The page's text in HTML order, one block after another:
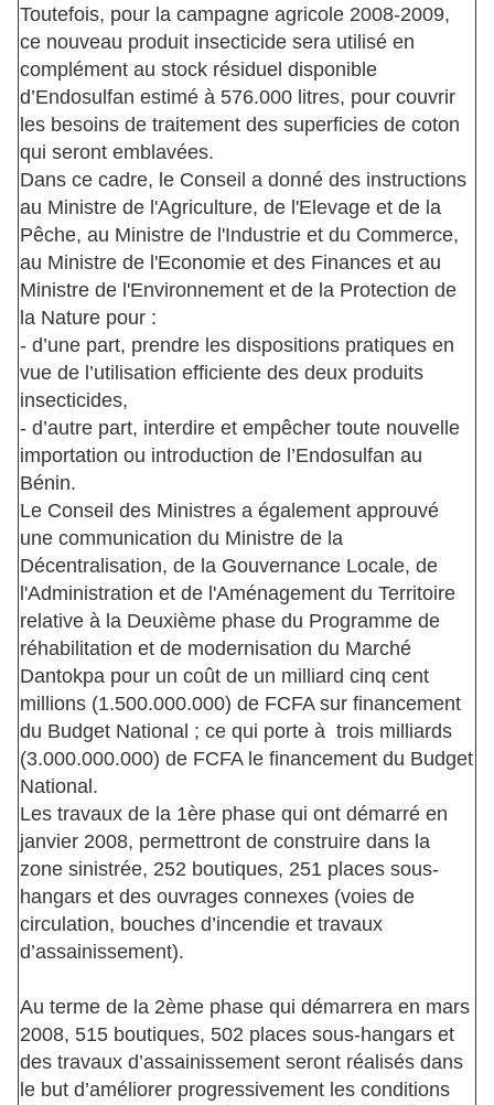
Toutefois, pour la campagne agricole 2008-2009,
ce nouveau produit insecticide sera utilisé en
complément au stock résiduel disponible
d’Endosulfan estimé à 576.000 litres, pour couvrir
les besoins de traitement des superficies de coton
qui seront emblavées.
Dans ce cadre, le Conseil a donné des instructions
au Ministre de l'Agriculture, de l'Elevage et de la
Pêche, au Ministre de l'Industrie et du Commerce,
au Ministre de l'Economie et des Finances et au
Ministre de l'Environnement et de la Protection de
la Nature pour :
- d’une part, prendre les dispositions pratiques en
vue de l’utilisation efficiente des deux produits
insecticides,
- d’autre part, interdire et empêcher toute nouvelle
importation ou introduction de l’Endosulfan au
Bénin.
Le Conseil des Ministres a également approuvé
une communication du Ministre de la
Décentralisation, de la Gouvernance Locale, de
l'Administration et de l'Aménagement du Territoire
relative à la Deuxième phase du Programme de
réhabilitation et de modernisation du Marché
Dantokpa pour un coût de un milliard cinq cent
millions (1.500.000.000) de FCFA sur financement
du Budget National ; ce qui porte à trois milliards
(3.000.000.000) de FCFA le financement du Budget
National.
Les travaux de la 1ère phase qui ont démarré en
janvier 2008, permettront de construire dans la
zone sinistrée, 252 boutiques, 251 places sous-
hangars et des ouvrages connexes (voies de
circulation, bouches d’incendie et travaux
d’assainissement).
Au terme de la 2ème phase qui démarrera en mars
2008, 515 boutiques, 502 places sous-hangars et
des travaux d’assainissement seront réalisés dans
le but d’améliorer progressivement les conditions